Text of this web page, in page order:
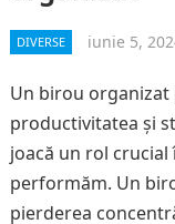
DIVERSE iunie 5,
Un birou
productivitatea și
joacă un rol
performăm. Un
pierderea